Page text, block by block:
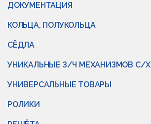
ДОКУМЕНТАЦИЯ
КОЛЬЦА, ПОЛУКОЛЬЦА
СЁДЛА
УНИКАЛЬНЫЕ З/Ч МЕХАНИЗМОВ С/Х
УНИВЕРСАЛЬНЫЕ ТОВАРЫ
РОЛИКИ